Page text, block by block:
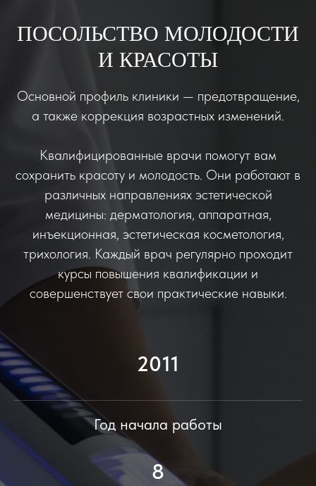
ПОСОЛЬСТВО МОЛОДОСТИ
И КРАСОТЫ
Основной профиль клиники — предотвращение,
а также коррекция возрастных изменений.
Квалифицированные врачи помогут вам
сохранить красоту и молодость. Они работают в
различных направлениях эстетической
медицины: дерматология, аппаратная,
инъекционная, эстетическая косметология,
трихология. Каждый врач регулярно проходит
курсы повышения квалификации и
совершенствует свои практические навыки.
2011
Год начала работы
8